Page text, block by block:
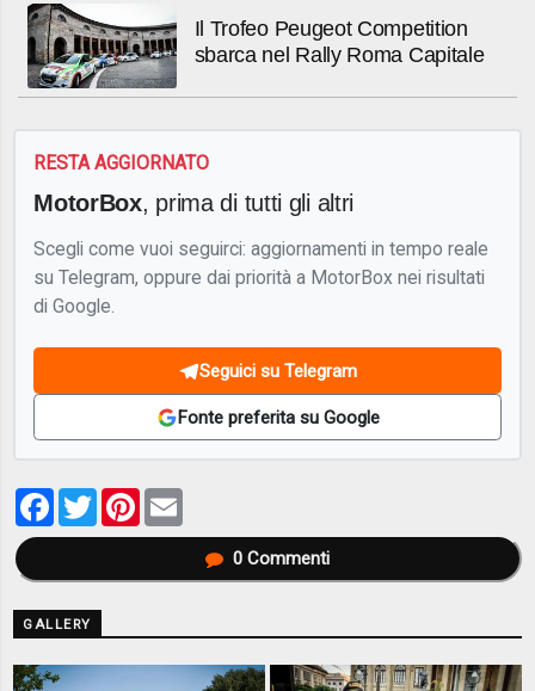
Il Trofeo Peugeot Competition
sbarca nel Rally Roma Capitale
RESTA AGGIORNATO
MotorBox, prima di tutti gli altri
Scegli come vuoi seguirci: aggiornamenti in tempo reale
su Telegram, oppure dai priorità a MotorBox nei risultati
di Google.
Seguici su Telegram
Fonte preferita su Google
Facebook
TwitterPinterest
0Commenti
GALLERY